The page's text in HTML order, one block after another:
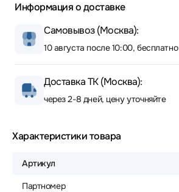
Информация о доставке
Самовывоз (Москва):
10 августа после 10:00, бесплатно
Доставка ТК (Москва):
через 2-8 дней, цену уточняйте
Характеристики товара
Артикул
Партномер